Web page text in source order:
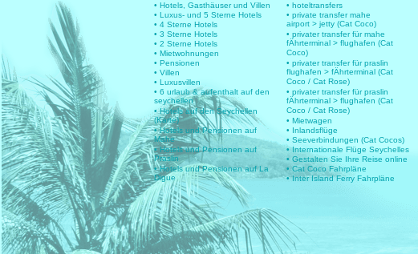
• Hotels, Gasthäuser und Villen
• Luxus- und 5 Sterne Hotels
• 4 Sterne Hotels
• 3 Sterne Hotels
• 2 Sterne Hotels
• Mietwohnungen
• Pensionen
• Villen
• Luxusvillen
• 6 urlaub & aufenthalt auf den
seychellen
• Hotels auf den Seychellen
(Karte)
• Hotels und Pensionen auf
Mahe
• Hotels und Pensionen auf
Praslin
• Hotels und Pensionen auf La
Digue
• hoteltransfers
• private transfer mahe
airport > jetty (Cat Coco)
• privater transfer für mahe
fÄhrterminal > flughafen (Cat
Coco)
• privater transfer für praslin
flughafen > fÄhrterminal (Cat
Coco / Cat Rose)
• privater transfer für praslin
fÄhrterminal > flughafen (Cat
Coco / Cat Rose)
• Mietwagen
• Inlandsflüge
• Seeverbindungen (Cat Cocos)
• Internationale Flüge Seychelles
• Gestalten Sie Ihre Reise online
• Cat Coco Fahrpläne
• Inter Island Ferry Fahrpläne